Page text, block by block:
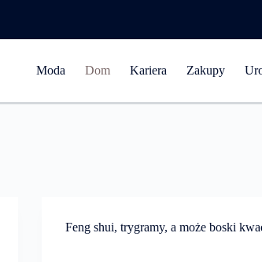
Moda Dom Kariera Zakupy
Feng shui, trygramy, a może boski